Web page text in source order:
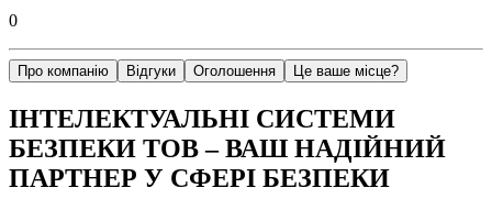
0
Про компанію Відгуки Оголошення Це ваше місце?
ІНТЕЛЕКТУАЛЬНІ СИСТЕМИ
БЕЗПЕКИ ТОВ – ВАШ НАДІЙНИЙ
ПАРТНЕР У СФЕРІ БЕЗПЕКИ